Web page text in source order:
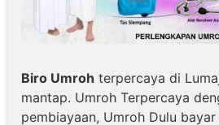
Biro Umroh terpercaya di
mantap. Umroh Terpercaya
pembiayaan, Umroh Dulu